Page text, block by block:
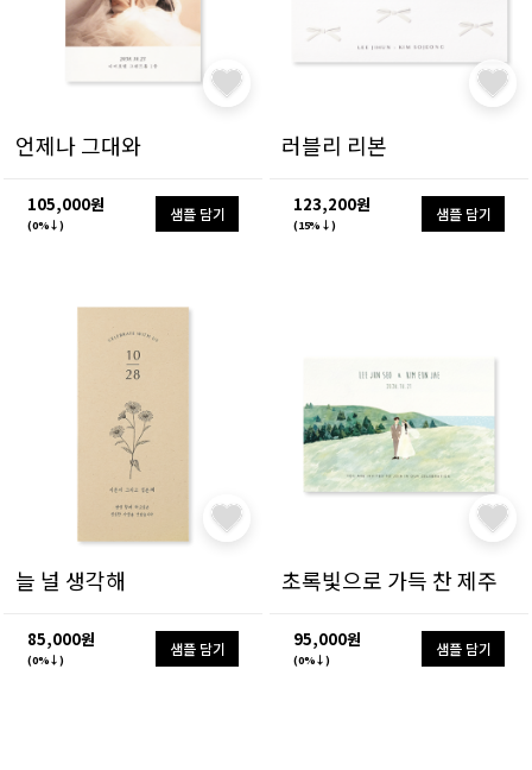
언제나 그대와
105,000원
(0%↓)
샘플 담기
러블리 리본
123,200원
(15%↓)
샘플 담기
늘 널 생각해
85,000원
(0%↓)
샘플 담기
초록빛으로 가득 찬 제주
95,000원
(0%↓)
샘플 담기